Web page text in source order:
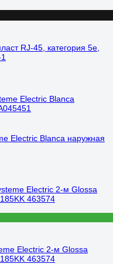
RJ-45, категория 5е,
Electric Blanca наружная
Electric 2-м Glossa
463574